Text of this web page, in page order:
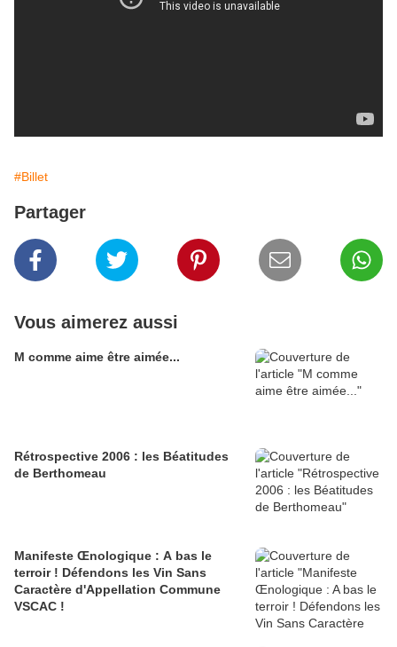
#Billet
Partager
Vous aimerez aussi
M comme aime être aimée...
Rétrospective 2006 : les Béatitudes
de Berthomeau
Manifeste Œnologique : A bas le
terroir ! Défendons les Vin Sans
Caractère d'Appellation Commune
VSCAC !